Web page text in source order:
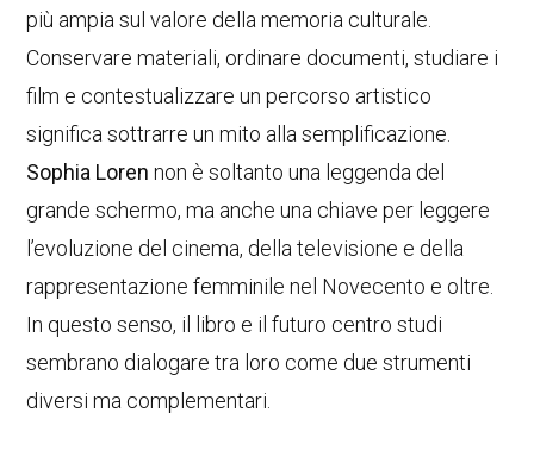
più ampia sul valore della memoria culturale.
Conservare materiali, ordinare documenti, studiare i
film e contestualizzare un percorso artistico
significa sottrarre un mito alla semplificazione.
Sophia Loren non è soltanto una leggenda del
grande schermo, ma anche una chiave per leggere
l’evoluzione del cinema, della televisione e della
rappresentazione femminile nel Novecento e oltre.
In questo senso, il libro e il futuro centro studi
sembrano dialogare tra loro come due strumenti
diversi ma complementari.